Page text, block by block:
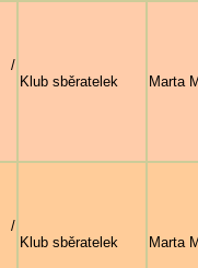
/
Klub sběratelek Marta
/
Klub sběratelek Marta